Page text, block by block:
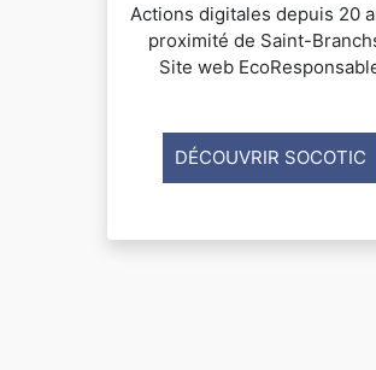
Actions digitales depuis 20
proximité de Saint-Branchs
Site web
DÉCOUVRIR SOCOTIC